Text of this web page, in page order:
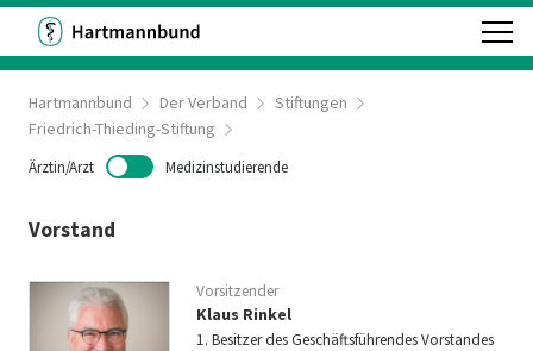
Hartmannbund Der Verband
Stiftungen
Friedrich-Thieding-Stiftung
Ärztin/Arzt Medizinstudierende
Vorstand
Vorsitzender
Klaus Rinkel
1. Besitzer des Geschäftsführendes Vorstandes